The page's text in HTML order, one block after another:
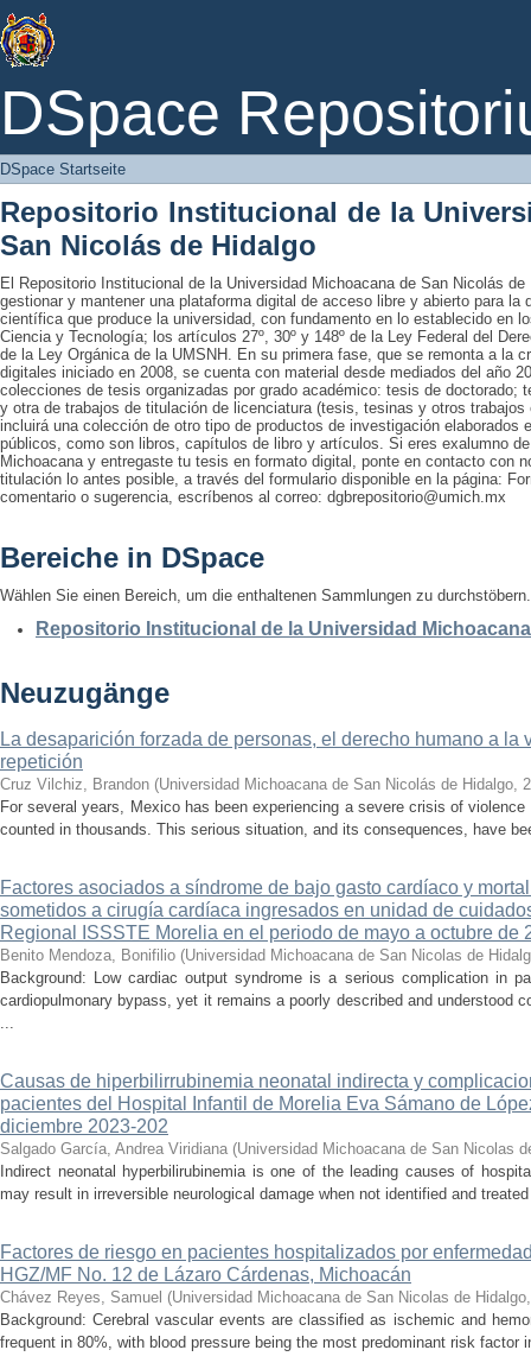
DSpace
DSpace Startseite
DSpace Startseite
Repositorio Institucional de la
San Nicolás de Hidalgo
El Repositorio Institucional de la Universidad Michoacana de San Nicolás
gestionar y mantener una plataforma digital de acceso libre y abierto para la
científica que produce la universidad, con fundamento en lo establecido en
Ciencia y Tecnología; los artículos 27º, 30º y 148º de la Ley Federal del
de la Ley Orgánica de la UMSNH. En su primera fase, que se remonta a la
digitales iniciado en 2008, se cuenta con material desde mediados del año
colecciones de tesis organizadas por grado académico: tesis de doctorado;
y otra de trabajos de titulación de licenciatura (tesis, tesinas y otros
incluirá una colección de otro tipo de productos de investigación elaborados
públicos, como son libros, capítulos de libro y artículos. Si eres exalumno
Michoacana y entregaste tu tesis en formato digital, ponte en contacto con
titulación lo antes posible, a través del formulario disponible en la página:
comentario o sugerencia, escríbenos al correo: dgbrepositorio@umich.mx
Bereiche in DSpace
Wählen Sie einen Bereich, um die enthaltenen Sammlungen zu durchstöbern.
Repositorio Institucional de la Universidad
Neuzugänge
La desaparición forzada de personas, el derecho humano a la
repetición
Cruz Vilchiz, Brandon (Universidad Michoacana de San Nicolás de Hidalgo,
For several years, Mexico has been experiencing a severe crisis of
counted in thousands. This serious situation, and its consequences, have
Factores asociados a síndrome de bajo gasto cardíaco y
sometidos a cirugía cardíaca ingresados en unidad de
Regional ISSSTE Morelia en el periodo de mayo a octubre de
Benito Mendoza, Bonifilio (Universidad Michoacana de San Nicolas de
Background: Low cardiac output syndrome is a serious complication in
cardiopulmonary bypass, yet it remains a poorly described and understood
...
Causas de hiperbilirrubinemia neonatal indirecta y
pacientes del Hospital Infantil de Morelia Eva Sámano de
diciembre 2023-202
Salgado García, Andrea Viridiana (Universidad Michoacana de San Nicolas
Indirect neonatal hyperbilirubinemia is one of the leading causes of
may result in irreversible neurological damage when not identified and
Factores de riesgo en pacientes hospitalizados por
HGZ/MF No. 12 de Lázaro Cárdenas, Michoacán
Chávez Reyes, Samuel (Universidad Michoacana de San Nicolas de Hidalgo
Background: Cerebral vascular events are classified as ischemic and
frequent in 80%, with blood pressure being the most predominant risk factor